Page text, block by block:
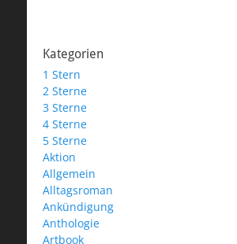
Kategorien
1 Stern
2 Sterne
3 Sterne
4 Sterne
5 Sterne
Aktion
Allgemein
Alltagsroman
Ankündigung
Anthologie
Artbook